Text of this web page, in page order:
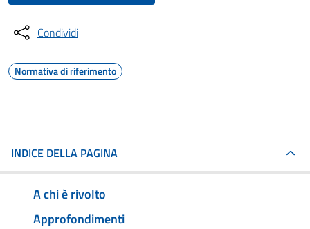
Condividi
Normativa di riferimento
INDICE DELLA PAGINA
A chi è rivolto
Approfondimenti